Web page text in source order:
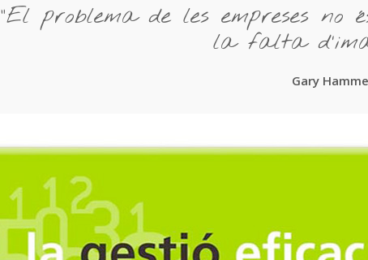
Gary
“El problema de les empreses
la falta